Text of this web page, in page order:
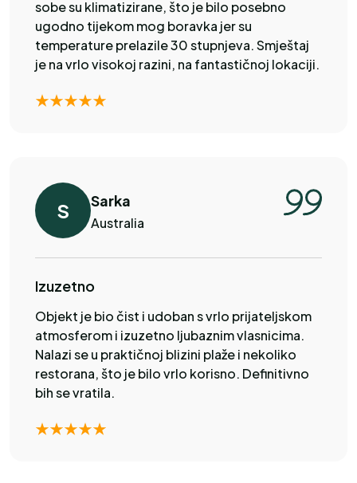
sobe su klimatizirane, što je bilo posebno
ugodno tijekom mog boravka jer su
temperature prelazile 30 stupnjeva. Smještaj
je na vrlo visokoj razini, na fantastičnoj lokaciji.
S Sarka
Australia
Izuzetno
Objekt je bio čist i udoban s vrlo prijateljskom
atmosferom i izuzetno ljubaznim vlasnicima.
Nalazi se u praktičnoj blizini plaže i nekoliko
restorana, što je bilo vrlo korisno. Definitivno
bih se vratila.